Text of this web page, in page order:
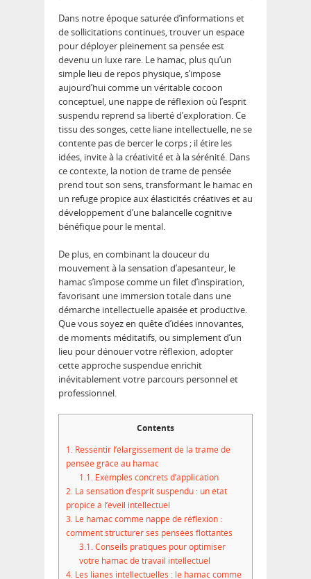
Dans notre époque saturée d’informations et
de sollicitations continues, trouver un espace
pour déployer pleinement sa pensée est
devenu un luxe rare. Le hamac, plus qu’un
simple lieu de repos physique, s’impose
aujourd’hui comme un véritable cocoon
conceptuel, une nappe de réflexion où l’esprit
suspendu reprend sa liberté d’exploration. Ce
tissu des songes, cette liane intellectuelle, ne se
contente pas de bercer le corps ; il étire les
idées, invite à la créativité et à la sérénité. Dans
ce contexte, la notion de trame de pensée
prend tout son sens, transformant le hamac en
un refuge propice aux élasticités créatives et au
développement d’une balancelle cognitive
bénéfique pour le mental.
De plus, en combinant la douceur du
mouvement à la sensation d’apesanteur, le
hamac s’impose comme un filet d’inspiration,
favorisant une immersion totale dans une
démarche intellectuelle apaisée et productive.
Que vous soyez en quête d’idées innovantes,
de moments méditatifs, ou simplement d’un
lieu pour dénouer votre réflexion, adopter
cette approche suspendue enrichit
inévitablement votre parcours personnel et
professionnel.
Contents
1. Ressentir l’élargissement de la trame de
pensée grâce au hamac
1.1.Exemples concrets d’application
2. La sensation d’esprit suspendu : un état
propice à l’éveil intellectuel
3. Le hamac comme nappe de réflexion :
comment structurer ses pensées flottantes
3.1.Conseils pratiques pour optimiser
votre hamac de travail intellectuel
4. Les lianes intellectuelles : le hamac comme